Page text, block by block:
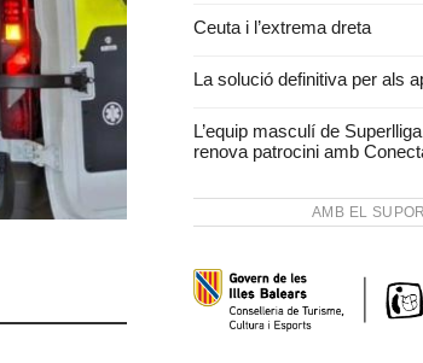
Ceuta i l’extrema dreta
La solució definitiva per als
L’equip masculí de
renova patrocini amb
AMB EL